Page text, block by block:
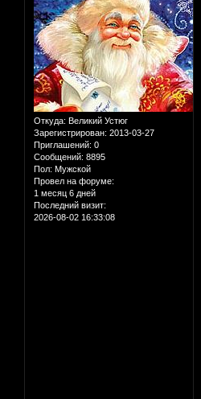
Откуда: Великий Устюг
Зарегистрирован: 2013-03-27
Приглашений: 0
Сообщений: 8895
Пол: Мужской
Провел на форуме:
1 месяц 6 дней
Последний визит:
2026-08-02 16:33:08